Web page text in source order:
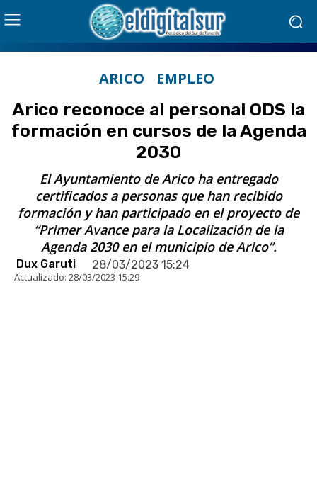
ARICO EMPLEO
Arico reconoce al personal ODS la
formación en cursos de la Agenda
2030
El Ayuntamiento de Arico ha entregado
certificados a personas que han recibido
formación y han participado en el proyecto de
“Primer Avance para la Localización de la
Agenda 2030 en el municipio de Arico”.
Dux Garuti 28/03/2023 15:24
Actualizado: 28/03/2023 15:29